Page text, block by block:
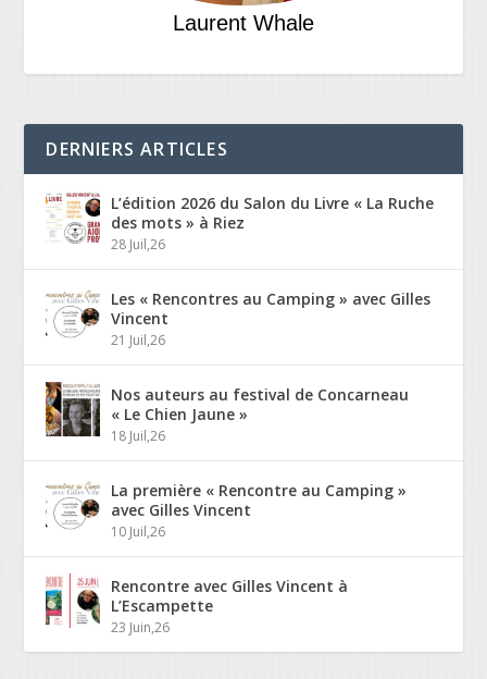
Laurent Whale
DERNIERS ARTICLES
L’édition 2026 du Salon du Livre « La Ruche
des mots » à Riez
28 Juil,26
Les « Rencontres au Camping » avec Gilles
Vincent
21 Juil,26
Nos auteurs au festival de Concarneau
« Le Chien Jaune »
18 Juil,26
La première « Rencontre au Camping »
avec Gilles Vincent
10 Juil,26
Rencontre avec Gilles Vincent à
L’Escampette
23 Juin,26